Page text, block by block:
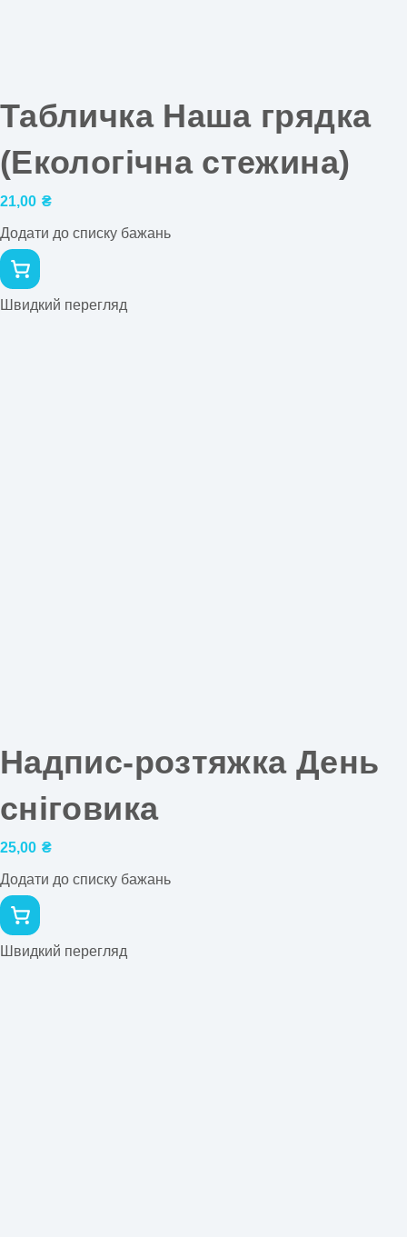
Табличка Наша грядка
(Екологічна стежина)
21,00 ₴
Додати до списку бажань
Швидкий перегляд
Надпис-розтяжка День
сніговика
25,00 ₴
Додати до списку бажань
Швидкий перегляд